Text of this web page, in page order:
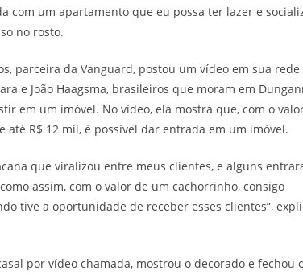
com um apartamento que eu possa ter lazer e
no rosto.
parceira da Vanguard, postou um vídeo em sua rede
e João Haagsma, brasileiros que moram em
em um imóvel. No vídeo, ela mostra que, com o
R$ 12 mil, é possível dar entrada em um imóvel.
que viralizou entre meus clientes, e alguns
assim, com o valor de um cachorrinho, consigo
tive a oportunidade de receber esses clientes”,
por vídeo chamada, mostrou o decorado e fechou